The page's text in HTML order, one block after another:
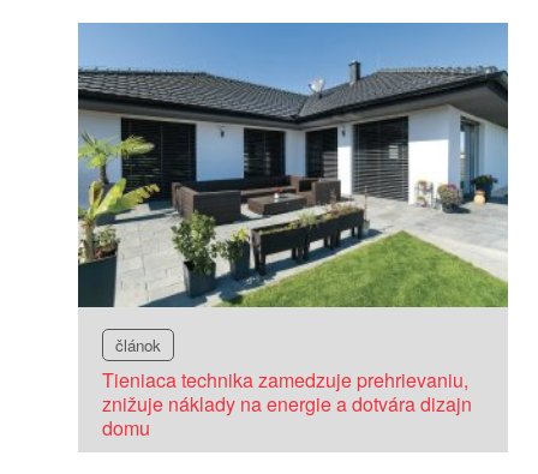
článok
Tieniaca technika zamedzuje prehrievaniu,
znižuje náklady na energie a dotvára dizajn
domu